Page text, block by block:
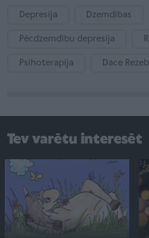
Depresija Dzemdības
Pēcdzemdību depresija
Psihoterapija Dace
Tev varētu interesēt